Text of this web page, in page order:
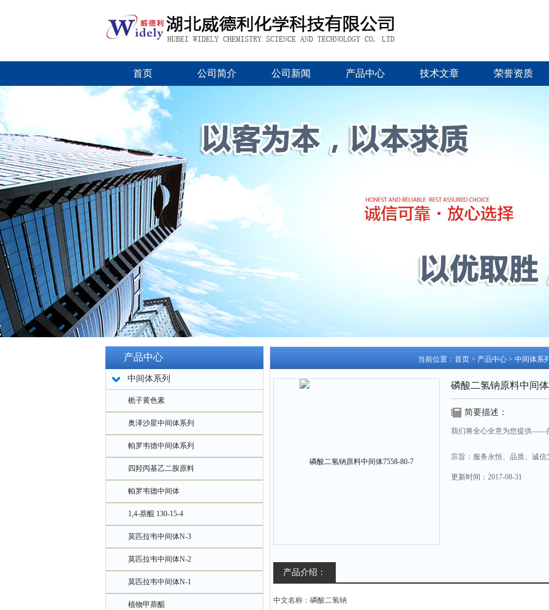
首页 公司简介 公司新闻 产品中心 技术文章 荣誉资质
产品中心
中间体系列
栀子黄色素
奥泽沙星中间体系列
帕罗韦德中间体系列
四羟丙基乙二胺原料
帕罗韦德中间体
1,4-萘醌 130-15-4
莫匹拉韦中间体N-3
莫匹拉韦中间体N-2
莫匹拉韦中间体N-1
植物甲萘醌
当前位置： 首页 > 产品中心 > 中间体系
磷酸二氢钠原料中间体
简要描述：
我们将全心全意为您提供——
宗旨：服务永恒、品质、诚
磷酸二氢钠原料中间体7558-
更新时间： 2017-08-31
产品介绍：
中文名称：磷酸二氢钠